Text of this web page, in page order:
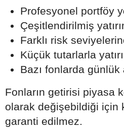
Profesyonel portföy
Çeşitlendirilmiş
Farklı risk
Küçük tutarlarla
Bazı fonlarda günlük
Fonların getirisi piyasa
olarak değişebildiği için
garanti edilmez.